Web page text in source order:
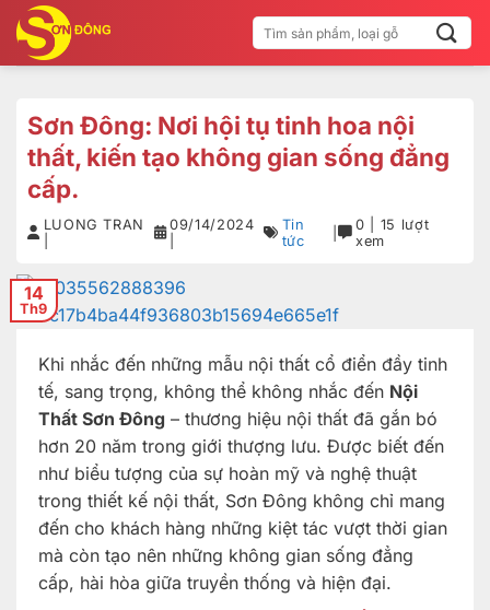
qua
nội
Tìm
kiếm:
Sơn Đông: Nơi hội tụ tinh hoa nội
thất, kiến tạo không gian sống đẳng
cấp.
LUONG TRAN
09/14/2024
Tin
tức
0 | 15 lượt
xem
14
Th9
Khi nhắc đến những mẫu nội thất cổ điển đầy tinh
tế, sang trọng, không thể không nhắc đến Nội
Thất Sơn Đông – thương hiệu nội thất đã gắn bó
hơn 20 năm trong giới thượng lưu. Được biết đến
như biểu tượng của sự hoàn mỹ và nghệ thuật
trong thiết kế nội thất, Sơn Đông không chỉ mang
đến cho khách hàng những kiệt tác vượt thời gian
mà còn tạo nên những không gian sống đẳng
cấp, hài hòa giữa truyền thống và hiện đại.